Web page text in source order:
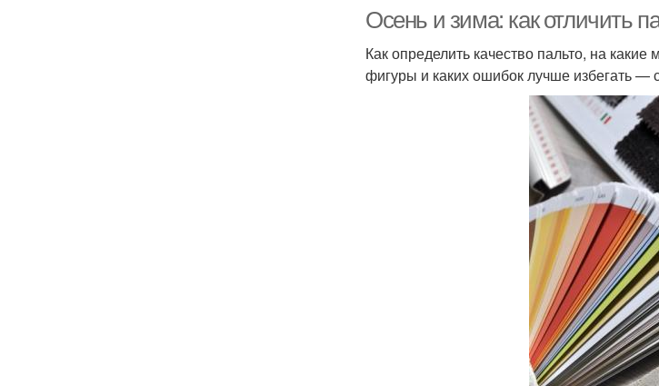
Осень и зима: как отличить
Как определить качество пальто, на
фигуры и каких ошибок лучше избегать